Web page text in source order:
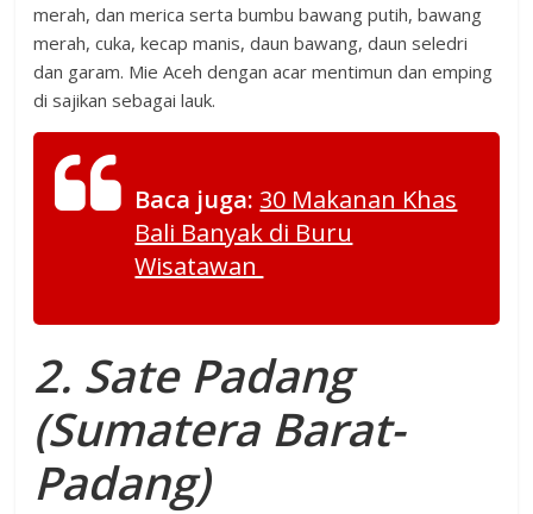
merah, dan merica serta bumbu bawang putih, bawang
merah, cuka, kecap manis, daun bawang, daun seledri
dan garam. Mie Aceh dengan acar mentimun dan emping
di sajikan sebagai lauk.
Baca juga: 30 Makanan Khas
Bali Banyak di Buru
Wisatawan
2. Sate Padang
(Sumatera Barat-
Padang)